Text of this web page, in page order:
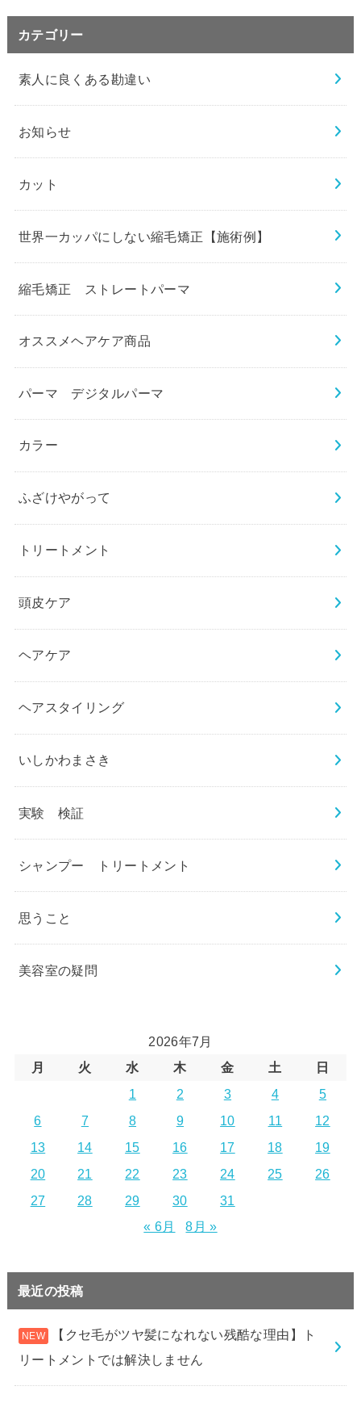
カテゴリー
素人に良くある勘違い
お知らせ
カット
世界一カッパにしない縮毛矯正【施術例】
縮毛矯正 ストレートパーマ
オススメヘアケア商品
パーマ デジタルパーマ
カラー
ふざけやがって
トリートメント
頭皮ケア
ヘアケア
ヘアスタイリング
いしかわまさき
実験 検証
シャンプー トリートメント
思うこと
美容室の疑問
2026年7月
月
火 水 木 金 土
日
1
2 3 4
5
6
7 8 9 10 11
12
13
14 15 16 17 18
19
20
21 22 23 24 25
26
27
28 29 30
31
« 6月
8月 »
最近の投稿
【クセ毛がツヤ髪になれない残酷な理由】ト
リートメントでは解決しません